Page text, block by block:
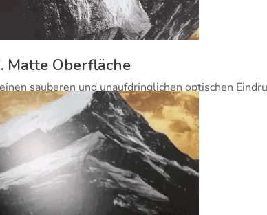
Matte Oberfläche
sauberen und unaufdringlichen optischen